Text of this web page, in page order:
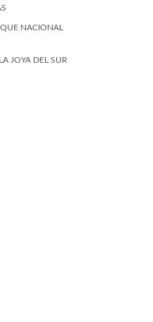
NACIONAL
JOYA DEL SUR